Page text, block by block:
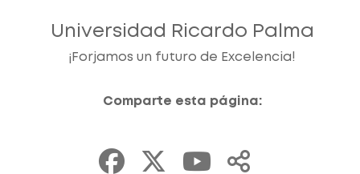
Universidad Ricardo Palma
¡Forjamos un futuro de Excelencia!
Comparte esta página: